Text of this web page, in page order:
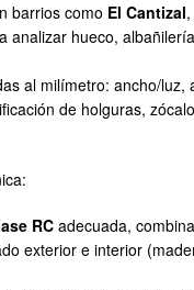
barrios como El Cantizal,
analizar hueco,
al milímetro: ancho/luz,
de holguras,
RC adecuada,
exterior e interior